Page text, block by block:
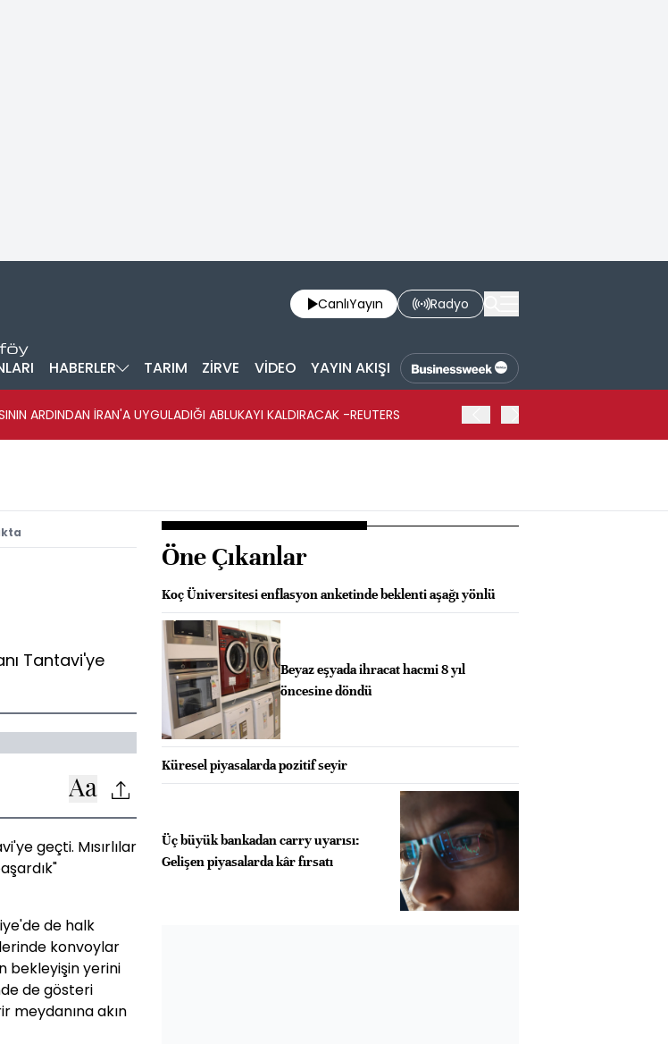
CanlıYayın Radyo
HABERLER TARIM ZİRVE VİDEO YAYIN AKIŞI
ARDINDAN İRAN'A UYGULADIĞI ABLUKAYI KALDIRACAK -REUTERS
Tantavi'ye
geçti. Mısırlılar
de halk
konvoylar
bekleyişin yerini
de gösteri
meydanına akın
Öne Çıkanlar
Koç Üniversitesi enflasyon anketinde beklenti aşağı yönlü
Beyaz eşyada ihracat hacmi 8 yıl
öncesine döndü
Küresel piyasalarda pozitif seyir
Üç büyük bankadan carry uyarısı:
Gelişen piyasalarda kâr fırsatı